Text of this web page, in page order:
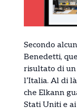
Secondo
Benedetti,
risultato di
l’Italia. Al di
che Elkann
Stati Uniti e